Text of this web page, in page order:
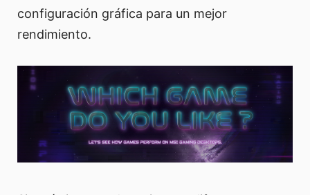
configuración gráfica para un mejor
rendimiento.